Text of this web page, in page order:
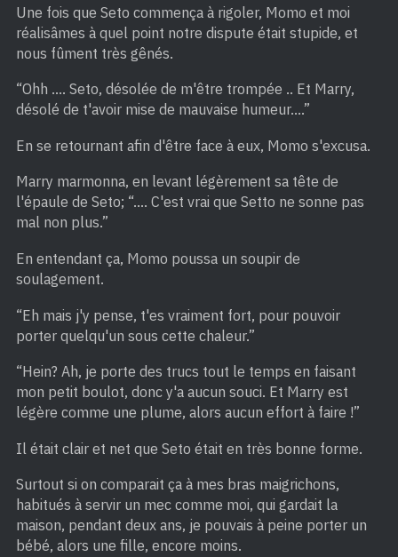
Une fois que Seto commença à rigoler, Momo et moi
réalisâmes à quel point notre dispute était stupide, et
nous fûment très gênés.
“Ohh …. Seto, désolée de m'être trompée .. Et Marry,
désolé de t'avoir mise de mauvaise humeur….”
En se retournant afin d'être face à eux, Momo s'excusa.
Marry marmonna, en levant légèrement sa tête de
l'épaule de Seto; “…. C'est vrai que Setto ne sonne pas
mal non plus.”
En entendant ça, Momo poussa un soupir de
soulagement.
“Eh mais j'y pense, t'es vraiment fort, pour pouvoir
porter quelqu'un sous cette chaleur.”
“Hein? Ah, je porte des trucs tout le temps en faisant
mon petit boulot, donc y'a aucun souci. Et Marry est
légère comme une plume, alors aucun effort à faire !”
Il était clair et net que Seto était en très bonne forme.
Surtout si on comparait ça à mes bras maigrichons,
habitués à servir un mec comme moi, qui gardait la
maison, pendant deux ans, je pouvais à peine porter un
bébé, alors une fille, encore moins.